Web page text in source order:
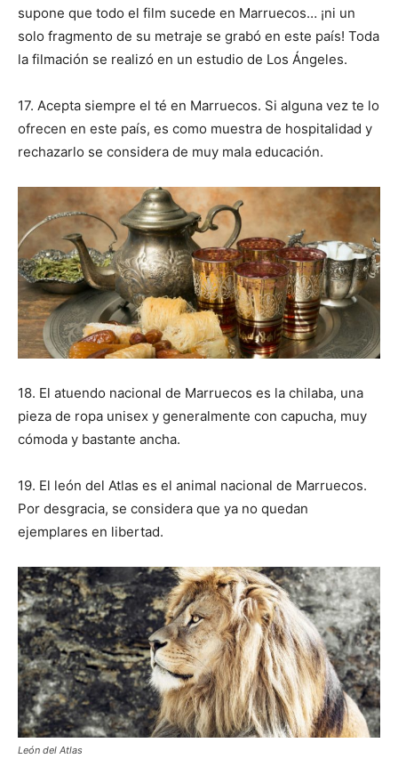
supone que todo el film sucede en Marruecos… ¡ni un
solo fragmento de su metraje se grabó en este país! Toda
la filmación se realizó en un estudio de Los Ángeles.
17. Acepta siempre el té en Marruecos. Si alguna vez te lo
ofrecen en este país, es como muestra de hospitalidad y
rechazarlo se considera de muy mala educación.
18. El atuendo nacional de Marruecos es la chilaba, una
pieza de ropa unisex y generalmente con capucha, muy
cómoda y bastante ancha.
19. El león del Atlas es el animal nacional de Marruecos.
Por desgracia, se considera que ya no quedan
ejemplares en libertad.
León del Atlas